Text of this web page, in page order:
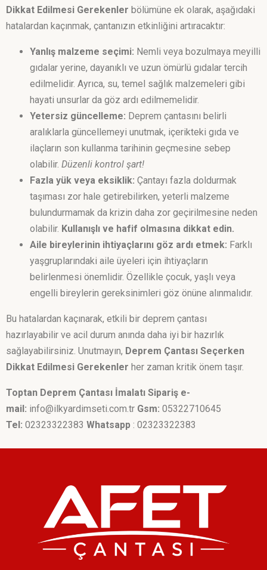
Dikkat Edilmesi Gerekenler bölümüne ek olarak, aşağıdaki
hatalardan kaçınmak, çantanızın etkinliğini artıracaktır:
Yanlış malzeme seçimi: Nemli veya bozulmaya meyilli
gıdalar yerine, dayanıklı ve uzun ömürlü gıdalar tercih
edilmelidir. Ayrıca, su, temel sağlık malzemeleri gibi
hayati unsurlar da göz ardı edilmemelidir.
Yetersiz güncelleme: Deprem çantasını belirli
aralıklarla güncellemeyi unutmak, içerikteki gıda ve
ilaçların son kullanma tarihinin geçmesine sebep
olabilir. Düzenli kontrol şart!
Fazla yük veya eksiklik: Çantayı fazla doldurmak
taşıması zor hale getirebilirken, yeterli malzeme
bulundurmamak da krizin daha zor geçirilmesine neden
olabilir. Kullanışlı ve hafif olmasına dikkat edin.
Aile bireylerinin ihtiyaçlarını göz ardı etmek: Farklı
yaşgruplarındaki aile üyeleri için ihtiyaçların
belirlenmesi önemlidir. Özellikle çocuk, yaşlı veya
engelli bireylerin gereksinimleri göz önüne alınmalıdır.
Bu hatalardan kaçınarak, etkili bir deprem çantası
hazırlayabilir ve acil durum anında daha iyi bir hazırlık
sağlayabilirsiniz. Unutmayın, Deprem Çantası Seçerken
Dikkat Edilmesi Gerekenler her zaman kritik önem taşır.
Toptan Deprem Çantası İmalatı Sipariş e-
mail: info@ilkyardimseti.com.tr Gsm: 05322710645
Tel: 02323322383 Whatsapp : 02323322383